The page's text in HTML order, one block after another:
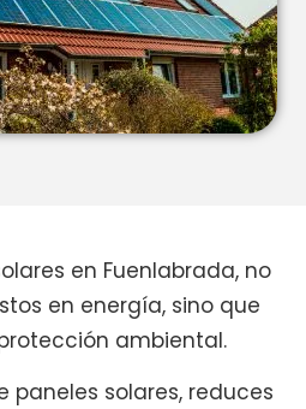
en Fuenlabrada, no
en energía, sino que
ambiental.
paneles solares, reduces